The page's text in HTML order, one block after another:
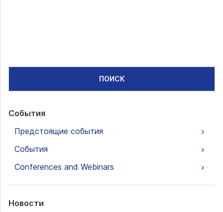
ПОИСК
События
Предстоящие события
События
Conferences and Webinars
Новости